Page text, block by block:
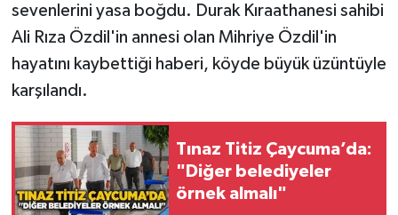
sevenlerini yasa boğdu. Durak Kıraathanesi sahibi
Ali Rıza Özdil'in annesi olan Mihriye Özdil'in
hayatını kaybettiği haberi, köyde büyük üzüntüyle
karşılandı.
Tınaz Titiz Çaycuma’da:
"Diğer belediyeler
örnek almalı"
İş ilanı
Kilimli
Kültür - Sanat
MAGAZİN